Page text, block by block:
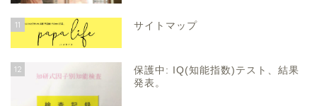
11 サイトマップ
12
保護中: IQ(知能指数)テスト、結果
発表。